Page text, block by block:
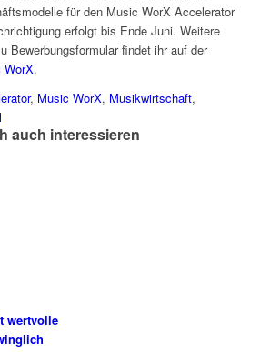
für den Music WorX Accelerator
erfolgt bis Ende Juni. Weitere
Bewerbungsformular findet ihr auf der
WorX.
, Music WorX, Musikwirtschaft,
auch interessieren
wertvolle